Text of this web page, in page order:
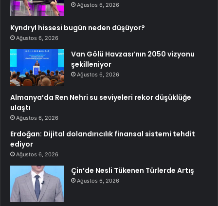
Ağustos 6, 2026
Kyndryl hissesi bugün neden düşüyor?
Ağustos 6, 2026
Van Gölü Havzası’nın 2050 vizyonu
şekilleniyor
Ağustos 6, 2026
Almanya’da Ren Nehri su seviyeleri rekor düşüklüğe
ulaştı
Ağustos 6, 2026
Erdoğan: Dijital dolandırıcılık finansal sistemi tehdit
ediyor
Ağustos 6, 2026
Çin’de Nesli Tükenen Türlerde Artış
Ağustos 6, 2026